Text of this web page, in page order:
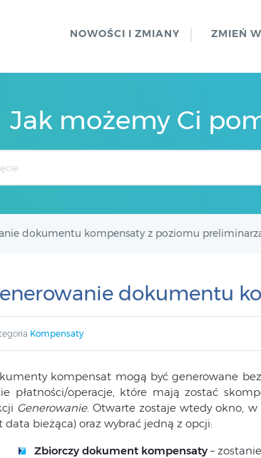
NOWOŚCI I ZMIANY ZMIEŃ
Jak możemy Ci
dokumentu kompensaty z poziomu
dokumentu
Kompensaty
kompensat mogą być generowane
płatności/operacje, które mają zostać
Generowanie. Otwarte zostaje wtedy okno,
data bieżąca) oraz wybrać jedną z opcji:
Zbiorczy dokument kompensaty –